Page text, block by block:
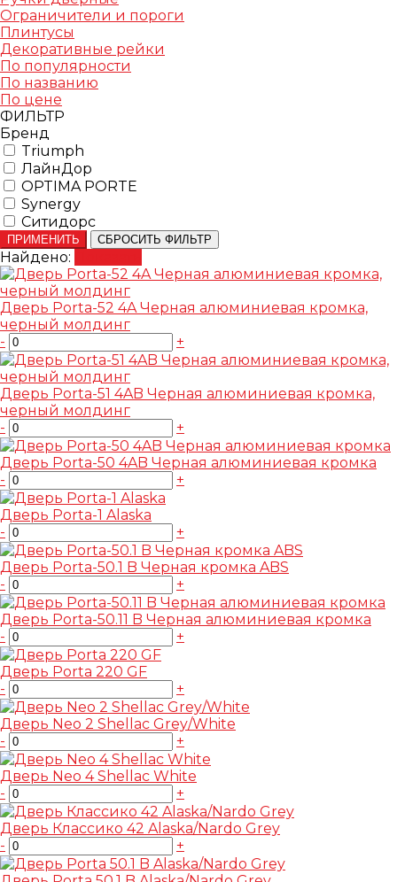
Ограничители и пороги
Плинтусы
Декоративные рейки
По популярности
По названию
По цене
ФИЛЬТР
Бренд
Triumph
ЛайнДор
OPTIMA PORTE
Synergy
Ситидорс
ПРИМЕНИТЬ СБРОСИТЬ ФИЛЬТР
Найдено:
Дверь Porta-52 4A Черная алюминиевая кромка,
черный молдинг
-
+
Дверь Porta-51 4AB Черная алюминиевая кромка,
черный молдинг
-
+
Дверь Porta-50 4AB Черная алюминиевая кромка
-
+
Дверь Porta-1 Alaska
-
+
Дверь Porta-50.1 B Черная кромка ABS
-
+
Дверь Porta-50.11 B Черная алюминиевая кромка
-
+
Дверь Porta 220 GF
-
+
Дверь Neo 2 Shellac Grey/White
-
+
Дверь Neo 4 Shellac White
-
+
Дверь Классико 42 Alaska/Nardo Grey
-
+